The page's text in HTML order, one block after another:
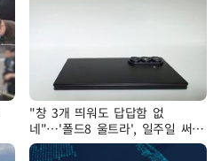
"창 3개 띄워도 답답함 없
네"…'폴드8 울트라', 일주일 써보
니